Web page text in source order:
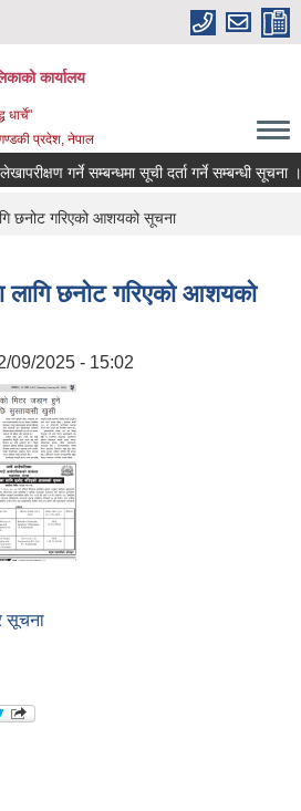
कार्यालय
धार्चे"
प्रदेश, नेपाल
गर्ने सम्बन्धमा सूची दर्ता गर्ने सम्बन्धी सूचना ।
छनोट गरिएको आशयको सूचना
लागि छनोट गरिएको आशयको
09/2025 - 15:02
सूचना